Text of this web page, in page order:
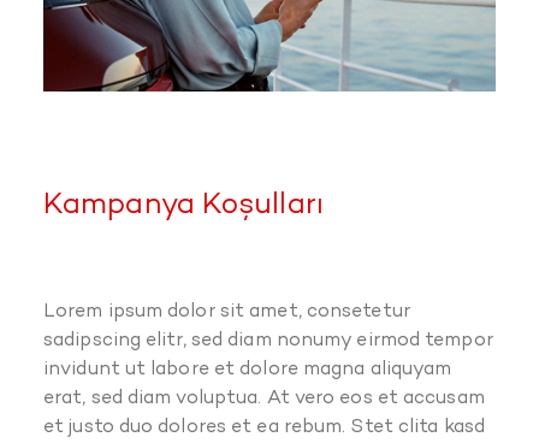
Kampanya Koşulları
Lorem ipsum dolor sit amet, consetetur
sadipscing elitr, sed diam nonumy eirmod tempor
invidunt ut labore et dolore magna aliquyam
erat, sed diam voluptua. At vero eos et accusam
et justo duo dolores et ea rebum. Stet clita kasd